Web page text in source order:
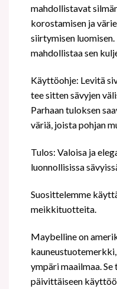
mahdollistavat
korostamisen ja
siirtymisen
mahdollistaa sen
Käyttöohje: Levitä
tee sitten sävyjen
Parhaan tuloksen
väriä, joista pohjan
Tulos: Valoisa ja
luonnollisissa
Suosittelemme
meikkituotteita.
Maybelline on
ympäri maailmaa. Se
päivittäiseen